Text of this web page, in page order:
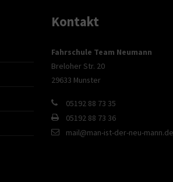
Kontakt
Fahrschule Team Neumann
Breloher Str. 20
29633 Munster
05192 88 73 35
05192 88 73 36
mail@man-ist-der-neu-mann.de